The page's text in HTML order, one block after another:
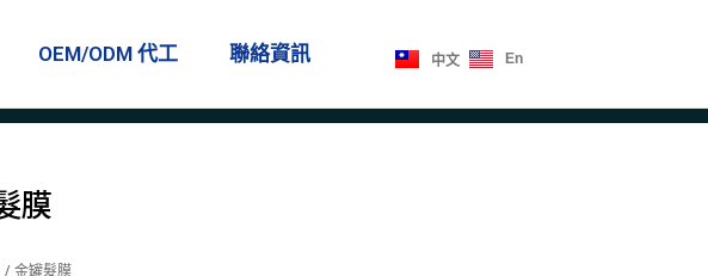
OEM/ODM 代工 聯絡資訊 中文 En
膜